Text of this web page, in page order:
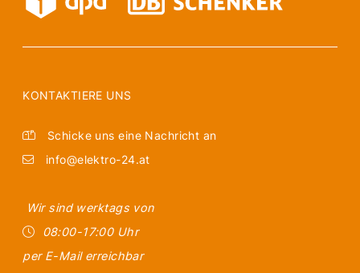
KONTAKTIERE UNS
Schicke uns eine Nachricht an
info@elektro-24.at
Wir sind werktags von
08:00-17:00 Uhr
per E-Mail erreichbar